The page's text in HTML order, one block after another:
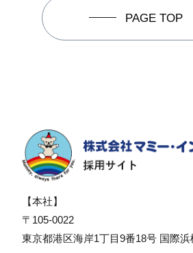
PAGE TOP
【本社】
〒105-0022
東京都港区海岸1丁目9番18号 国際